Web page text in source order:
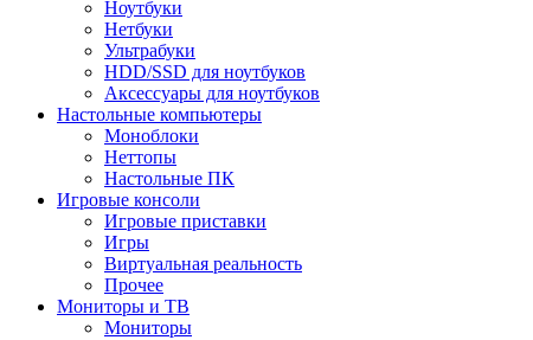
Ноутбуки
Нетбуки
Ультрабуки
HDD/SSD для ноутбуков
Аксессуары для ноутбуков
Настольные компьютеры
Моноблоки
Неттопы
Настольные ПК
Игровые консоли
Игровые приставки
Игры
Виртуальная реальность
Прочее
Мониторы и ТВ
Мониторы